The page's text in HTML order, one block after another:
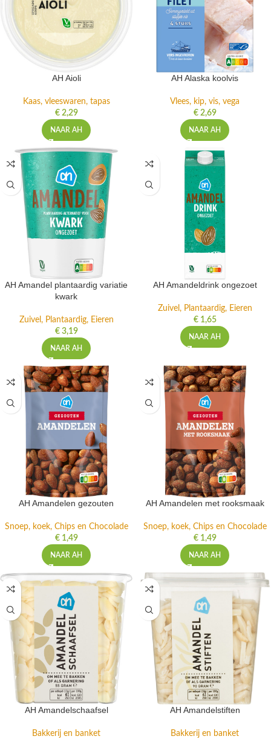
AH Aioli
Kaas, vleeswaren, tapas
€2,29
NAAR AH
AH Alaska koolvis
Vlees, kip, vis, vega
€2,69
NAAR AH
AH Amandel plantaardig variatie
kwark
Zuivel, Plantaardig, Eieren
€3,19
NAAR AH
AH Amandeldrink ongezoet
Zuivel, Plantaardig, Eieren
€1,65
NAAR AH
AH Amandelen gezouten
Snoep, koek, Chips en Chocolade
€1,49
NAAR AH
AH Amandelen met rooksmaak
Snoep, koek, Chips en Chocolade
€1,49
NAAR AH
AH Amandelschaafsel
Bakkerij en banket
AH Amandelstiften
Bakkerij en banket